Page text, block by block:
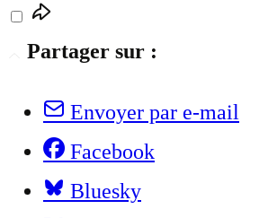
Partager sur :
Envoyer par e-mail
Facebook
Bluesky